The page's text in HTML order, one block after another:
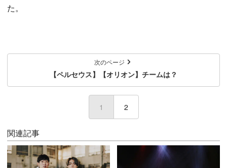
た。
次のページ
【ペルセウス】【オリオン】チームは？
1 (current)
2
関連記事